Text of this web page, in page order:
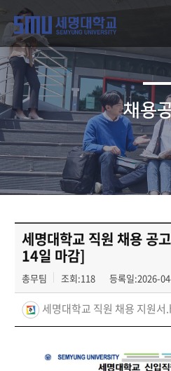
채용
세명대학교 직원 채용 공
14일 마감]
총무팀 조회:118 등록일:2026-
세명대학교 직원 채용 지원